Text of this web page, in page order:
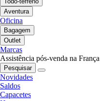
Aventura
Oficina
Bagagem
Outlet
Marcas
Assistência pós-venda na França
Pesquisar
Novidades
Saldos
Capacetes